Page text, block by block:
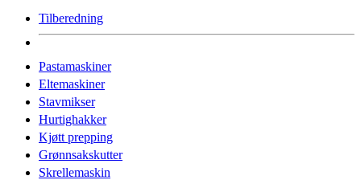
Tilberedning
Pastamaskiner
Eltemaskiner
Stavmikser
Hurtighakker
Kjøtt prepping
Grønnsakskutter
Skrellemaskin